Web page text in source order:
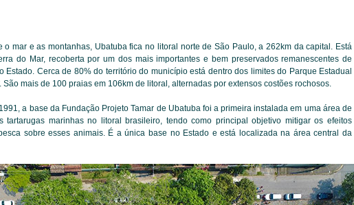
o mar e as montanhas, Ubatuba fica no litoral norte de São Paulo, a 262km da capital. Está
do Mar, recoberta por um dos mais importantes e bem preservados remanescentes de
Estado. Cerca de 80% do território do município está dentro dos limites do Parque Estadual
São mais de 100 praias em 106km de litoral, alternadas por extensos costões rochosos.
a base da Fundação Projeto Tamar de Ubatuba foi a primeira instalada em uma área de
tartarugas marinhas no litoral brasileiro, tendo como principal objetivo mitigar os efeitos
sobre esses animais. É a única base no Estado e está localizada na área central da